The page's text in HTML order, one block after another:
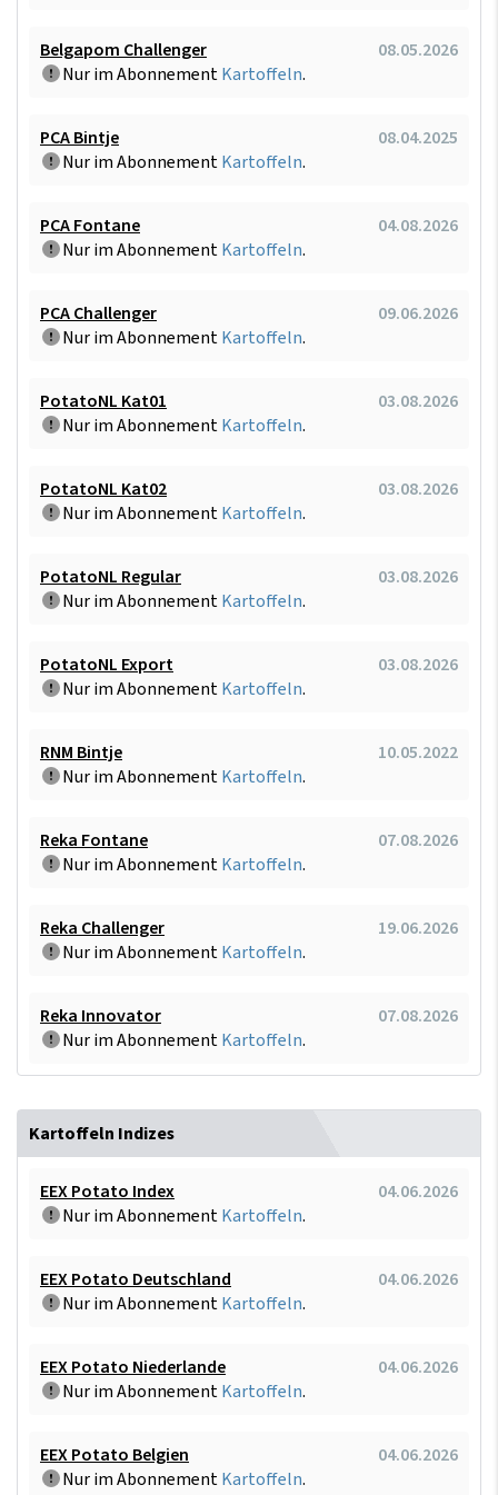
Belgapom Challenger
08.05.2026
Nur im AbonnementKartoffeln.
PCA Bintje
08.04.2025
Nur im AbonnementKartoffeln.
PCA Fontane
04.08.2026
Nur im AbonnementKartoffeln.
PCA Challenger
09.06.2026
Nur im AbonnementKartoffeln.
PotatoNL Kat01
03.08.2026
Nur im AbonnementKartoffeln.
PotatoNL Kat02
03.08.2026
Nur im AbonnementKartoffeln.
PotatoNL Regular
03.08.2026
Nur im AbonnementKartoffeln.
PotatoNL Export
03.08.2026
Nur im AbonnementKartoffeln.
RNM Bintje
10.05.2022
Nur im AbonnementKartoffeln.
Reka Fontane
07.08.2026
Nur im AbonnementKartoffeln.
Reka Challenger
19.06.2026
Nur im AbonnementKartoffeln.
Reka Innovator
07.08.2026
Nur im AbonnementKartoffeln.
Kartoffeln Indizes
EEX Potato Index
04.06.2026
Nur im AbonnementKartoffeln.
EEX Potato Deutschland
04.06.2026
Nur im AbonnementKartoffeln.
EEX Potato Niederlande
04.06.2026
Nur im AbonnementKartoffeln.
EEX Potato Belgien
04.06.2026
Nur im AbonnementKartoffeln.